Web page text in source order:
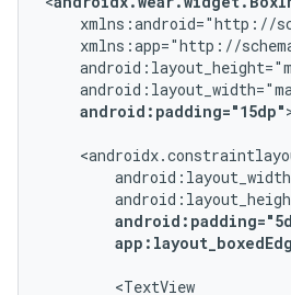
android:padding="15dp"